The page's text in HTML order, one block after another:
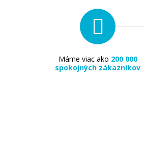
Máme viac ako 200 000
spokojných zákazníkov